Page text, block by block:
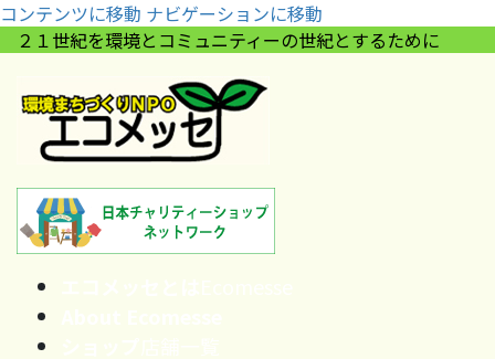
コンテンツに移動 ナビゲーションに移動
２１世紀を環境とコミュニティーの世紀とするために